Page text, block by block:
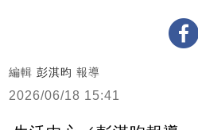
編輯 彭淇昀 報導
2026/06/18 15:41